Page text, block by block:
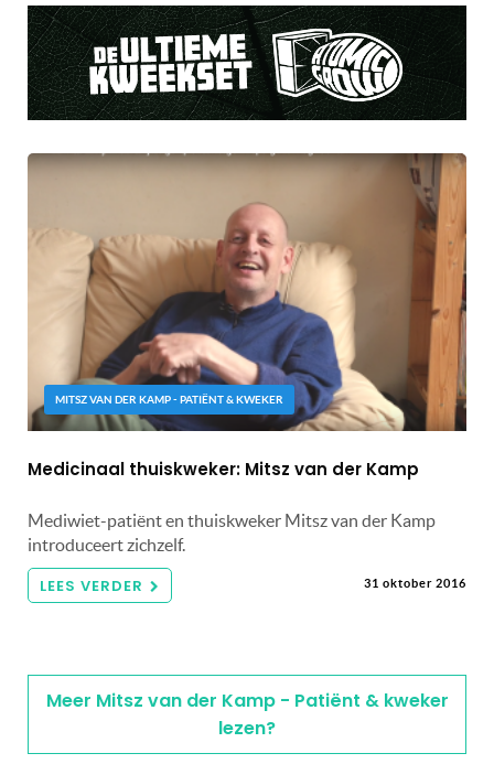
MITSZ VAN DER KAMP - PATIËNT & KWEKER
Medicinaal thuiskweker: Mitsz van der Kamp
Mediwiet-patiënt en thuiskweker Mitsz van der Kamp
introduceert zichzelf.
LEES VERDER 31 oktober 2016
Meer Mitsz van der Kamp - Patiënt & kweker
lezen?